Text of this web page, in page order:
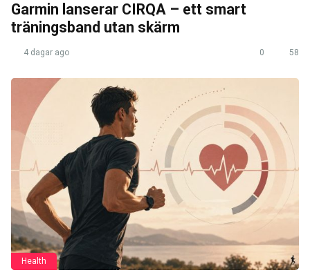
Garmin lanserar CIRQA – ett smart
träningsband utan skärm
4 dagar ago 0 58
Health